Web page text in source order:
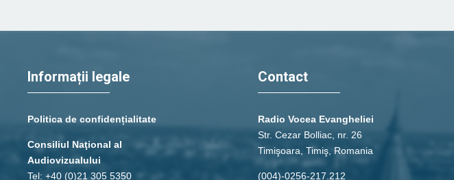
Informații legale
Politica de confidențialitate
Consiliul Naţional al
Audiovizualului
Tel: +40 (0)21 305 5350
Contact
Radio Vocea Evangheliei
Str. Cezar Bolliac, nr. 26
Timişoara, Timiş, Romania
(004)-0256-217.212